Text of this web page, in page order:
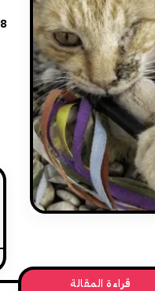
قراءة المقالة